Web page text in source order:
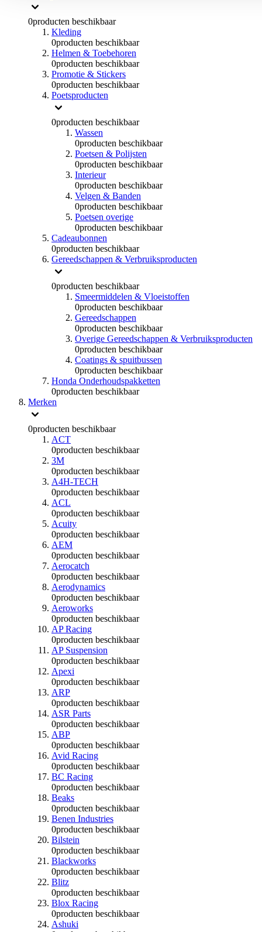
0producten beschikbaar
Kleding
0producten beschikbaar
Helmen & Toebehoren
0producten beschikbaar
Promotie & Stickers
0producten beschikbaar
Poetsproducten
0producten beschikbaar
Wassen
0producten beschikbaar
Poetsen & Polijsten
0producten beschikbaar
Interieur
0producten beschikbaar
Velgen & Banden
0producten beschikbaar
Poetsen overige
0producten beschikbaar
Cadeaubonnen
0producten beschikbaar
Gereedschappen & Verbruiksproducten
0producten beschikbaar
Smeermiddelen & Vloeistoffen
0producten beschikbaar
Gereedschappen
0producten beschikbaar
Overige Gereedschappen & Verbruiksproducten
0producten beschikbaar
Coatings & spuitbussen
0producten beschikbaar
Honda Onderhoudspakketten
0producten beschikbaar
Merken
0producten beschikbaar
ACT
0producten beschikbaar
3M
0producten beschikbaar
A4H-TECH
0producten beschikbaar
ACL
0producten beschikbaar
Acuity
0producten beschikbaar
AEM
0producten beschikbaar
Aerocatch
0producten beschikbaar
Aerodynamics
0producten beschikbaar
Aeroworks
0producten beschikbaar
AP Racing
0producten beschikbaar
AP Suspension
0producten beschikbaar
Apexi
0producten beschikbaar
ARP
0producten beschikbaar
ASR Parts
0producten beschikbaar
ABP
0producten beschikbaar
Avid Racing
0producten beschikbaar
BC Racing
0producten beschikbaar
Beaks
0producten beschikbaar
Benen Industries
0producten beschikbaar
Bilstein
0producten beschikbaar
Blackworks
0producten beschikbaar
Blitz
0producten beschikbaar
Blox Racing
0producten beschikbaar
Ashuki